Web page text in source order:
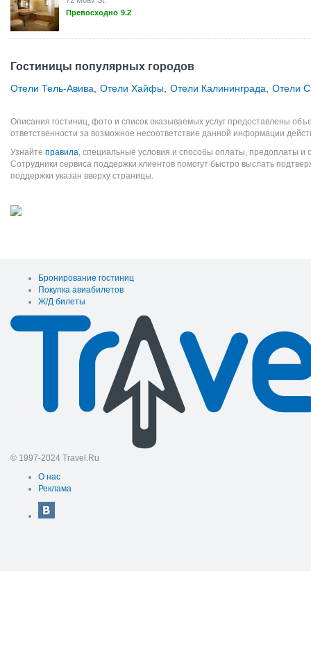
Превосходно 9.2
Гостиницы популярных городов
Отели Тель-Авива Отели Хайфы Отели Калининграда Отели
Описания гостиниц, фото и список оказываемых услуг предоставлены
ответственности за возможное несоответствие данной информации
Узнайте правила, специальные условия и способы оплаты, предоплаты и
Сотрудники сервиса поддержки клиентов помогут быстро выслать
поддержки указан вверху страницы.
Бронирование гостиниц
Покупка авиабилетов
Ж/Д билеты
© 1997-2024 Travel.Ru
О нас
Реклама